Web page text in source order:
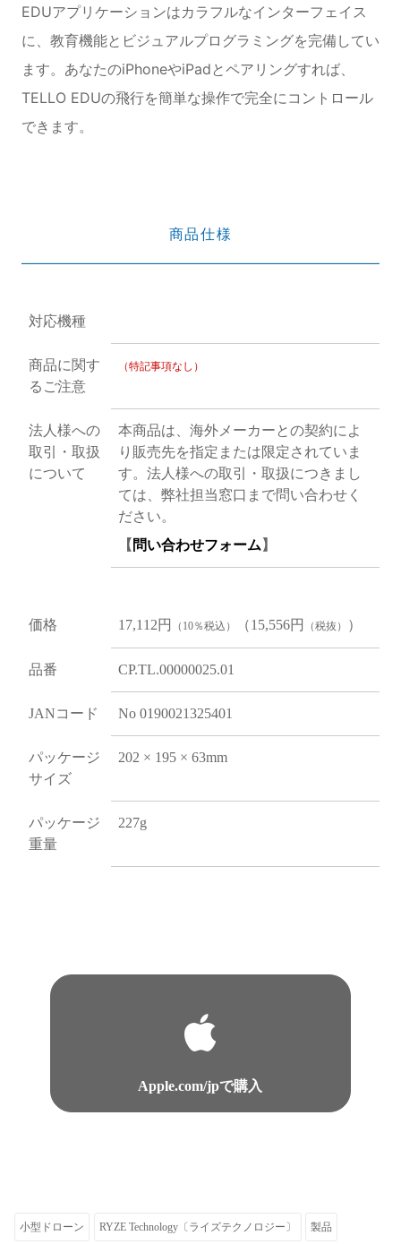
EDUアプリケーションはカラフルなインターフェイス
に、教育機能とビジュアルプログラミングを完備してい
ます。あなたのiPhoneやiPadとペアリングすれば、
TELLO EDUの飛行を簡単な操作で完全にコントロール
できます。
商品仕様
対応機種
商品に関す
るご注意
（特記事項なし）
法人様への
取引・取扱
について
本商品は、海外メーカーとの契約によ
り販売先を指定または限定されていま
す。法人様への取引・取扱につきまし
ては、弊社担当窓口まで問い合わせく
ださい。
【 問い合わせフォーム 】
価格 17,112円 （10％税込） （15,556円 （税抜） ）
品番 CP.TL.00000025.01
JANコード No 0190021325401
パッケージ
サイズ
202 × 195 × 63mm
パッケージ
重量
227g
Apple.com/jpで購入
小型ドローン RYZE Technology〔ライズテクノロジー〕 製品